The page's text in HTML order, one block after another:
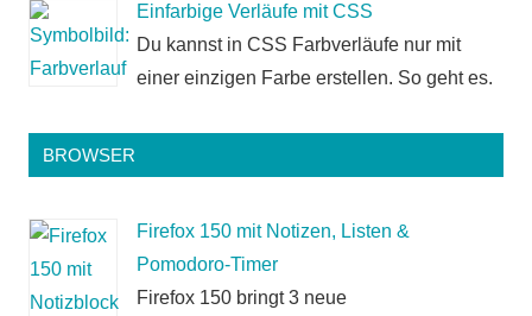
Einfarbige Verläufe mit CSS
Du kannst in CSS Farbverläufe nur mit
einer einzigen Farbe erstellen. So geht es.
BROWSER
Firefox 150 mit Notizen, Listen &
Pomodoro-Timer
Firefox 150 bringt 3 neue